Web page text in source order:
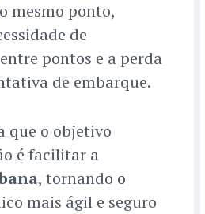
mesmo ponto,
de
pontos e a perda
de embarque.
que o objetivo
é facilitar a
, tornando o
mais ágil e seguro